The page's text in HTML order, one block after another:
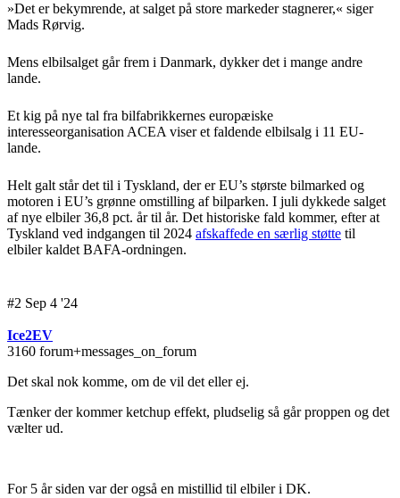
»Det er bekymrende, at salget på store markeder stagnerer,« siger
Mads Rørvig.
Mens elbilsalget går frem i Danmark, dykker det i mange andre
lande.
Et kig på nye tal fra bilfabrikkernes europæiske
interesseorganisation ACEA viser et faldende elbilsalg i 11 EU-
lande.
Helt galt står det til i Tyskland, der er EU’s største bilmarked og
motoren i EU’s grønne omstilling af bilparken. I juli dykkede salget
af nye elbiler 36,8 pct. år til år. Det historiske fald kommer, efter at
Tyskland ved indgangen til 2024 afskaffede en særlig støtte til
elbiler kaldet BAFA-ordningen.
#2 Sep 4 '24
Ice2EV
3160 forum+messages_on_forum
Det skal nok komme, om de vil det eller ej.
Tænker der kommer ketchup effekt, pludselig så går proppen og det
vælter ud.
For 5 år siden var der også en mistillid til elbiler i DK.